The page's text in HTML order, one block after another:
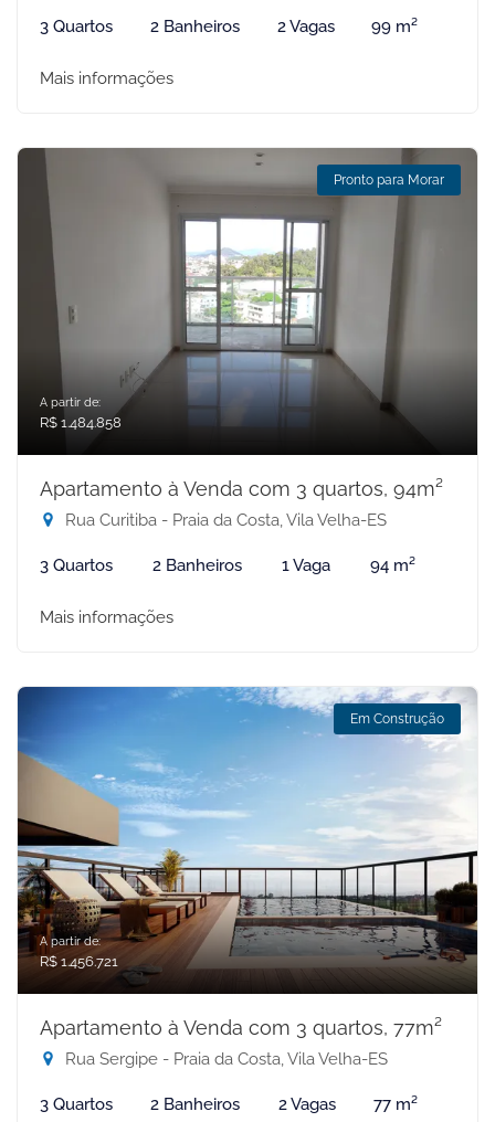
3 Quartos 2 Banheiros 2 Vagas 99 m²
Mais informações
Pronto para Morar
A partir de:
R$ 1.484.858
Apartamento à Venda com 3 quartos, 94m²
Rua Curitiba - Praia da Costa, Vila Velha-ES
3 Quartos 2 Banheiros 1 Vaga 94 m²
Mais informações
Em Construção
A partir de:
R$ 1.456.721
Apartamento à Venda com 3 quartos, 77m²
Rua Sergipe - Praia da Costa, Vila Velha-ES
3 Quartos 2 Banheiros 2 Vagas 77 m²